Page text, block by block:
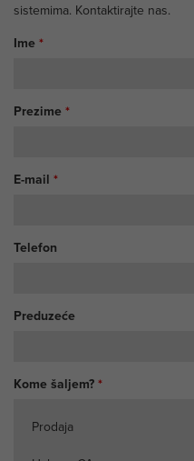
sistemima. Kontaktirajte nas.
Ime *
Prezime *
E-mail *
Telefon
Preduzeće
Kome šaljem? *
Prodaja